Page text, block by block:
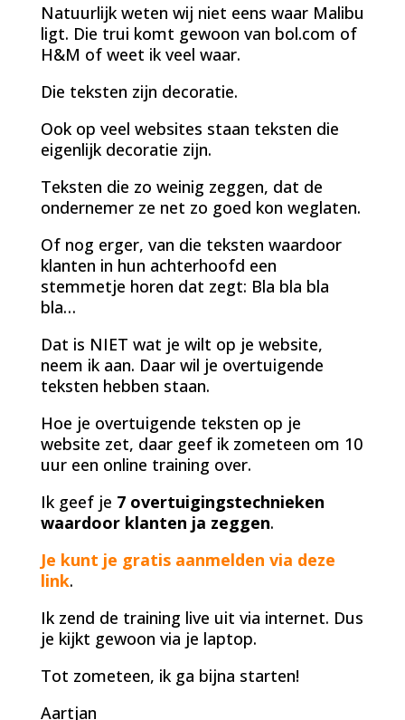
Natuurlijk weten wij niet eens waar Malibu
ligt. Die trui komt gewoon van bol.com of
H&M of weet ik veel waar.
Die teksten zijn decoratie.
Ook op veel websites staan teksten die
eigenlijk decoratie zijn.
Teksten die zo weinig zeggen, dat de
ondernemer ze net zo goed kon weglaten.
Of nog erger, van die teksten waardoor
klanten in hun achterhoofd een
stemmetje horen dat zegt: Bla bla bla
bla…
Dat is NIET wat je wilt op je website,
neem ik aan. Daar wil je overtuigende
teksten hebben staan.
Hoe je overtuigende teksten op je
website zet, daar geef ik zometeen om 10
uur een online training over.
Ik geef je 7 overtuigingstechnieken
waardoor klanten ja zeggen.
Je kunt je gratis aanmelden via deze
link.
Ik zend de training live uit via internet. Dus
je kijkt gewoon via je laptop.
Tot zometeen, ik ga bijna starten!
Aartjan